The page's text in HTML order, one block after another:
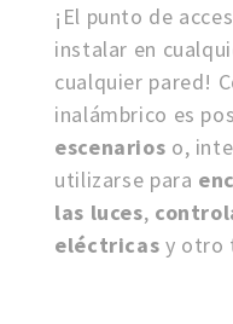
¡El punto de
instalar en
cualquier pared!
inalámbrico es
escenarios o,
utilizarse para
las luces,
eléctricas y otro